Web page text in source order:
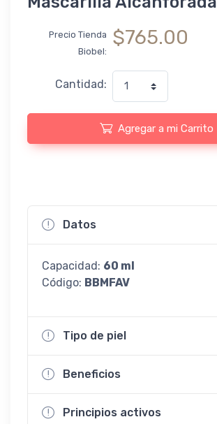
Precio Tienda
Biobel:
$765.00
Cantidad:
Agregar a mi Carrito
Datos
Capacidad: 60 ml
Código: BBMFAV
Tipo de piel
Beneficios
Principios activos